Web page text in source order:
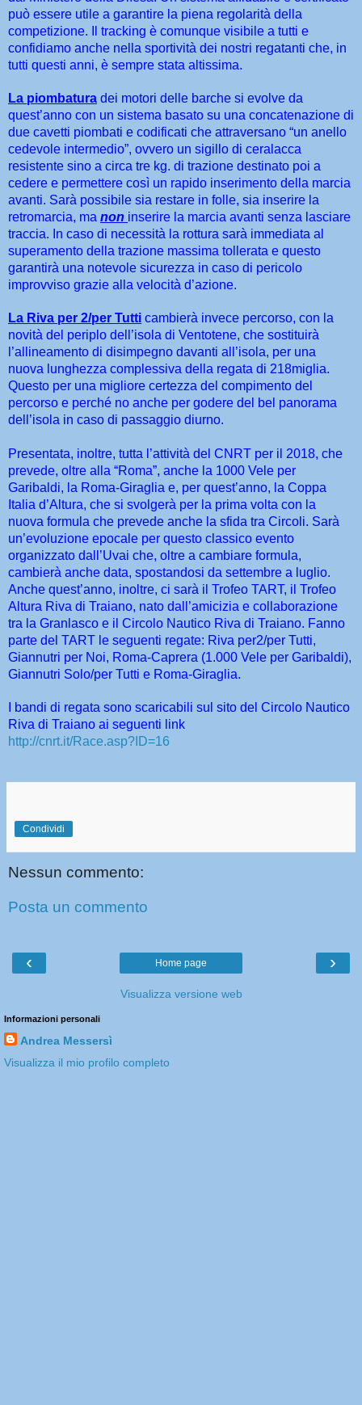
può essere utile a garantire la piena regolarità della
competizione. Il tracking è comunque visibile a tutti e
confidiamo anche nella sportività dei nostri regatanti che, in
tutti questi anni, è sempre stata altissima.
La piombatura dei motori delle barche si evolve da
quest’anno con un sistema basato su una concatenazione di
due cavetti piombati e codificati che attraversano “un anello
cedevole intermedio”, ovvero un sigillo di ceralacca
resistente sino a circa tre kg. di trazione destinato poi a
cedere e permettere così un rapido inserimento della marcia
avanti. Sarà possibile sia restare in folle, sia inserire la
retromarcia, ma non inserire la marcia avanti senza lasciare
traccia. In caso di necessità la rottura sarà immediata al
superamento della trazione massima tollerata e questo
garantirà una notevole sicurezza in caso di pericolo
improvviso grazie alla velocità d’azione.
La Riva per 2/per Tutti cambierà invece percorso, con la
novità del periplo dell’isola di Ventotene, che sostituirà
l’allineamento di disimpegno davanti all’isola, per una
nuova lunghezza complessiva della regata di 218miglia.
Questo per una migliore certezza del compimento del
percorso e perché no anche per godere del bel panorama
dell’isola in caso di passaggio diurno.
Presentata, inoltre, tutta l’attività del CNRT per il 2018, che
prevede, oltre alla “Roma”, anche la 1000 Vele per
Garibaldi, la Roma-Giraglia e, per quest’anno, la Coppa
Italia d’Altura, che si svolgerà per la prima volta con la
nuova formula che prevede anche la sfida tra Circoli. Sarà
un’evoluzione epocale per questo classico evento
organizzato dall’Uvai che, oltre a cambiare formula,
cambierà anche data, spostandosi da settembre a luglio.
Anche quest’anno, inoltre, ci sarà il Trofeo TART, il Trofeo
Altura Riva di Traiano, nato dall’amicizia e collaborazione
tra la Granlasco e il Circolo Nautico Riva di Traiano. Fanno
parte del TART le seguenti regate: Riva per2/per Tutti,
Giannutri per Noi, Roma-Caprera (1.000 Vele per Garibaldi),
Giannutri Solo/per Tutti e Roma-Giraglia.
I bandi di regata sono scaricabili sul sito del Circolo Nautico
Riva di Traiano ai seguenti link
http://cnrt.it/Race.asp?ID=16
Condividi
Nessun commento:
Posta un commento
‹ ›
Home page
Visualizza versione web
Informazioni personali
Andrea Messersì
Visualizza il mio profilo completo